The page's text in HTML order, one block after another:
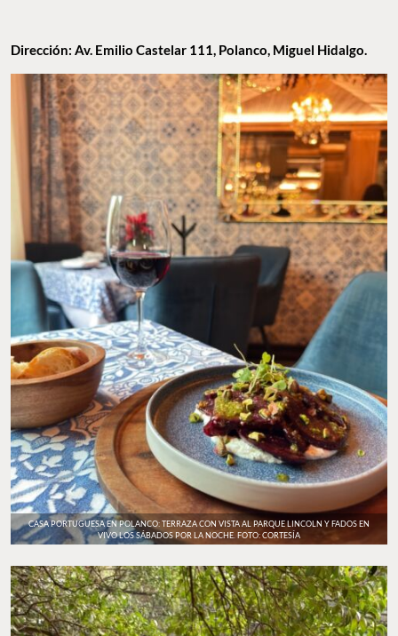
Dirección: Av. Emilio Castelar 111, Polanco, Miguel Hidalgo.
CASA PORTUGUESA EN POLANCO: TERRAZA CON VISTA AL PARQUE LINCOLN Y FADOS EN
VIVO LOS SÁBADOS POR LA NOCHE. FOTO: CORTESÍA